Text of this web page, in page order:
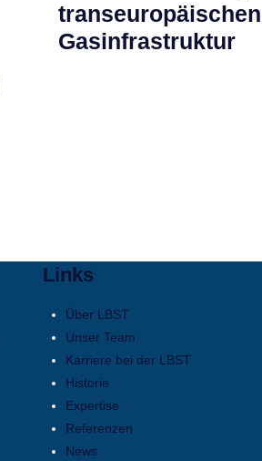
transeuropäischen
Gasinfrastruktur
Links
Über LBST
Unser Team
Karriere bei der LBST
Historie
Expertise
Referenzen
News